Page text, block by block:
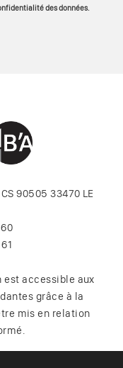
des données.
90505 33470 LE
est accessible aux
grâce à la
mis en relation